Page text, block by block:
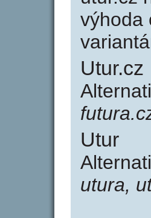
výhoda
Utur.cz
Utur
utura,